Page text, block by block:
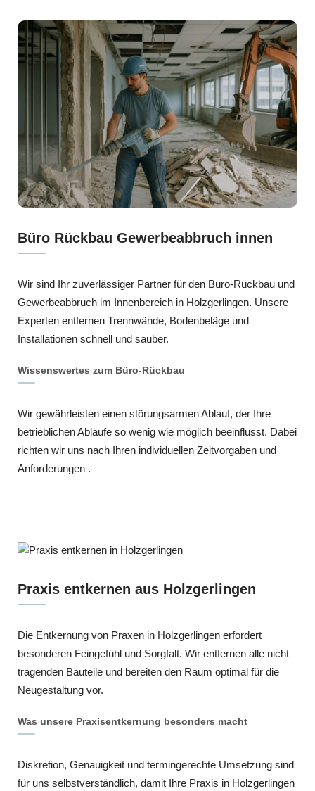
Büro Rückbau Gewerbeabbruch innen
Wir sind Ihr zuverlässiger Partner für den Büro-Rückbau und
Gewerbeabbruch im Innenbereich in Holzgerlingen. Unsere
Experten entfernen Trennwände, Bodenbeläge und
Installationen schnell und sauber.
Wissenswertes zum Büro-Rückbau
Wir gewährleisten einen störungsarmen Ablauf, der Ihre
betrieblichen Abläufe so wenig wie möglich beeinflusst. Dabei
richten wir uns nach Ihren individuellen Zeitvorgaben und
Anforderungen .
Praxis entkernen aus Holzgerlingen
Die Entkernung von Praxen in Holzgerlingen erfordert
besonderen Feingefühl und Sorgfalt. Wir entfernen alle nicht
tragenden Bauteile und bereiten den Raum optimal für die
Neugestaltung vor.
Was unsere Praxisentkernung besonders macht
Diskretion, Genauigkeit und termingerechte Umsetzung sind
für uns selbstverständlich, damit Ihre Praxis in Holzgerlingen